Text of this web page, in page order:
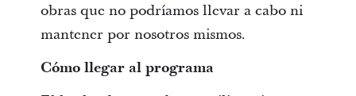
obras que no podríamos llevar a cabo ni
mantener por nosotros mismos.
Cómo llegar al programa